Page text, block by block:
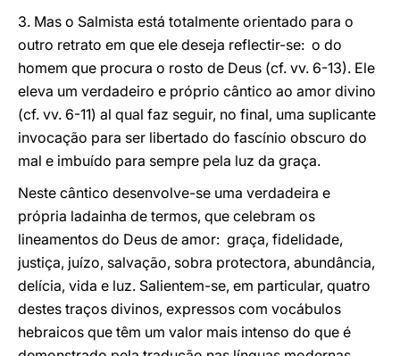
3. Mas o Salmista está totalmente orientado para o
outro retrato em que ele deseja reflectir-se: o do
homem que procura o rosto de Deus (cf. vv. 6-13). Ele
eleva um verdadeiro e próprio cântico ao amor divino
(cf. vv. 6-11) al qual faz seguir, no final, uma suplicante
invocação para ser libertado do fascínio obscuro do
mal e imbuído para sempre pela luz da graça.
Neste cântico desenvolve-se uma verdadeira e
própria ladainha de termos, que celebram os
lineamentos do Deus de amor: graça, fidelidade,
justiça, juízo, salvação, sobra protectora, abundância,
delícia, vida e luz. Salientem-se, em particular, quatro
destes traços divinos, expressos com vocábulos
hebraicos que têm um valor mais intenso do que é